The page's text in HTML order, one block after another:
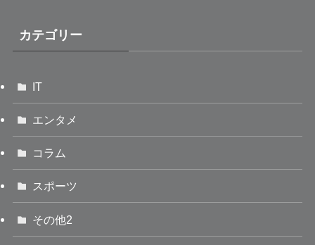
カテゴリー
IT
エンタメ
コラム
スポーツ
その他2